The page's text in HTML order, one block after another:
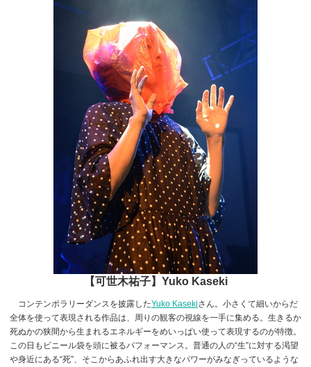
【可世木祐子】Yuko Kaseki
コンテンポラリーダンスを披露したYuko Kasekiさん。小さくて細いからだ
全体を使って表現される作品は、周りの観客の視線を一手に集める。生きるか
死ぬかの狭間から生まれるエネルギーをめいっぱい使って表現するのが特徴。
この日もビニール袋を頭に被るパフォーマンス。普通の人の“生”に対する渇望
や身近にある“死”、そこからあふれ出す大きなパワーがみなぎっているような